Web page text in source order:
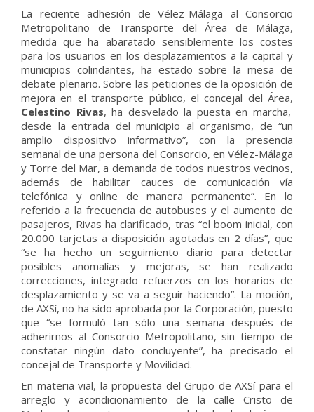
La reciente adhesión de Vélez-Málaga al Consorcio
Metropolitano de Transporte del Área de Málaga,
medida que ha abaratado sensiblemente los costes
para los usuarios en los desplazamientos a la capital y
municipios colindantes, ha estado sobre la mesa de
debate plenario. Sobre las peticiones de la oposición de
mejora en el transporte público, el concejal del Área,
Celestino Rivas, ha desvelado la puesta en marcha,
desde la entrada del municipio al organismo, de “un
amplio dispositivo informativo”, con la presencia
semanal de una persona del Consorcio, en Vélez-Málaga
y Torre del Mar, a demanda de todos nuestros vecinos,
además de habilitar cauces de comunicación vía
telefónica y online de manera permanente”. En lo
referido a la frecuencia de autobuses y el aumento de
pasajeros, Rivas ha clarificado, tras “el boom inicial, con
20.000 tarjetas a disposición agotadas en 2 días”, que
“se ha hecho un seguimiento diario para detectar
posibles anomalías y mejoras, se han realizado
correcciones, integrado refuerzos en los horarios de
desplazamiento y se va a seguir haciendo”. La moción,
de AXSí, no ha sido aprobada por la Corporación, puesto
que “se formuló tan sólo una semana después de
adherirnos al Consorcio Metropolitano, sin tiempo de
constatar ningún dato concluyente”, ha precisado el
concejal de Transporte y Movilidad.
En materia vial, la propuesta del Grupo de AXSí para el
arreglo y acondicionamiento de la calle Cristo de